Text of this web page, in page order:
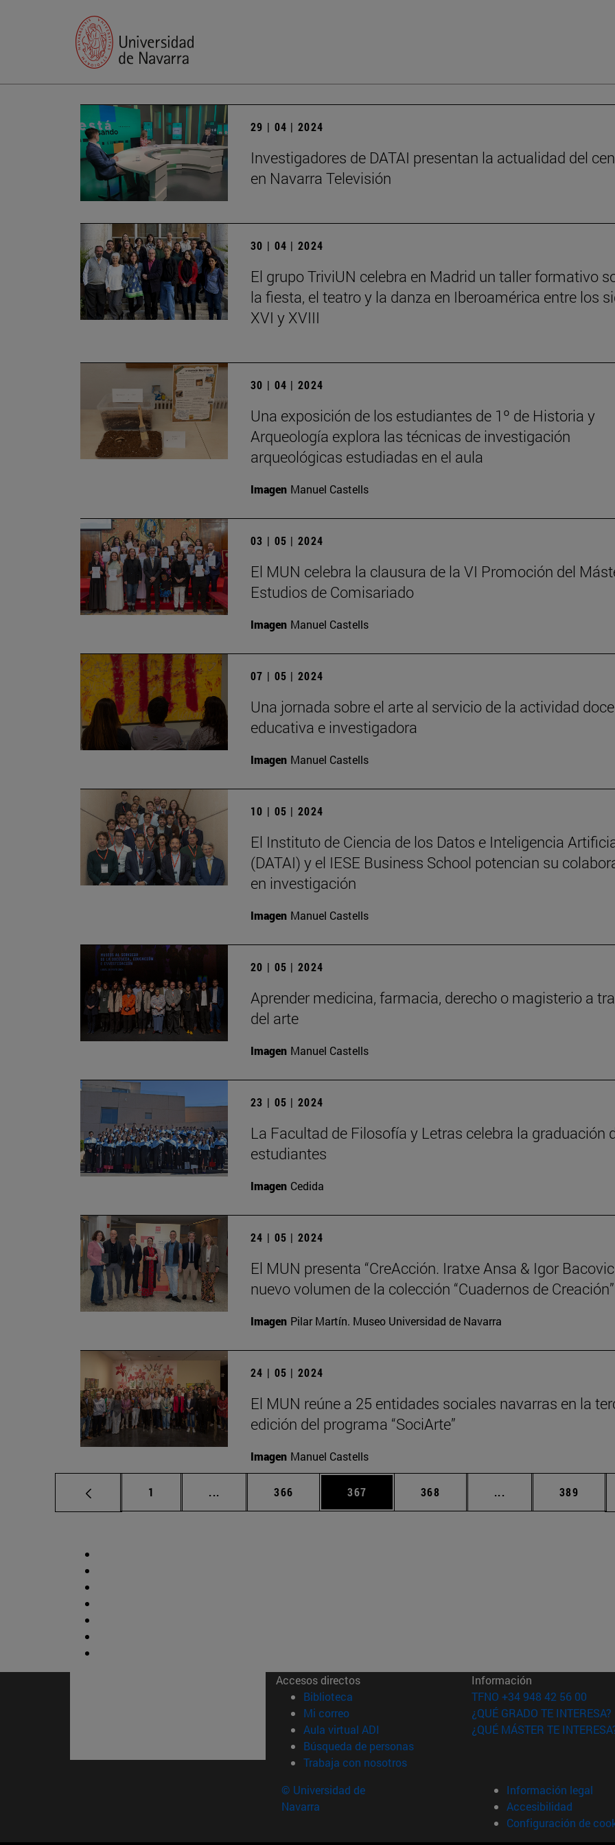
29 | 04 | 2024
Investigadores de DATAI presentan la actualidad del
en Navarra Televisión
30 | 04 | 2024
El grupo TriviUN celebra en Madrid un taller formativo
la fiesta, el teatro y la danza en Iberoamérica entre los
XVI y XVIII
30 | 04 | 2024
Una exposición de los estudiantes de 1º de Historia y
Arqueología explora las técnicas de investigación
arqueológicas estudiadas en el aula
Imagen Manuel Castells
03 | 05 | 2024
El MUN celebra la clausura de la VI Promoción del
Estudios de Comisariado
Imagen Manuel Castells
07 | 05 | 2024
Una jornada sobre el arte al servicio de la actividad
educativa e investigadora
Imagen Manuel Castells
10 | 05 | 2024
El Instituto de Ciencia de los Datos e Inteligencia
(DATAI) y el IESE Business School potencian su
en investigación
Imagen Manuel Castells
20 | 05 | 2024
Aprender medicina, farmacia, derecho o magisterio a
del arte
Imagen Manuel Castells
23 | 05 | 2024
La Facultad de Filosofía y Letras celebra la graduación
estudiantes
Imagen Cedida
24 | 05 | 2024
El MUN presenta “CreAcción. Iratxe Ansa & Igor
nuevo volumen de la colección “Cuadernos de Creación”
Imagen Pilar Martín. Museo Universidad de Navarra
24 | 05 | 2024
El MUN reúne a 25 entidades sociales navarras en la
edición del programa “SociArte”
Imagen Manuel Castells
Página
1 ... Páginas intermedias Use TAB para desplazarse.
Página
366 Página
367 Página
368 ... Páginas intermedias
Página
389
Accesos directos
Biblioteca (abre en nueva ventana)
Mi correo(abre en nueva ventana)
Aula virtual ADI (abre en nueva ventana)
Búsqueda de personas(abre en nueva ventana)
Trabaja con nosotros(abre en nueva ventana)
Información
TFNO +34 948 42 56 00
¿QUÉ GRADO TE INTERESA?
¿QUÉ MÁSTER TE
© Universidad de
Navarra
Información legal
Accesibilidad
Configuración de